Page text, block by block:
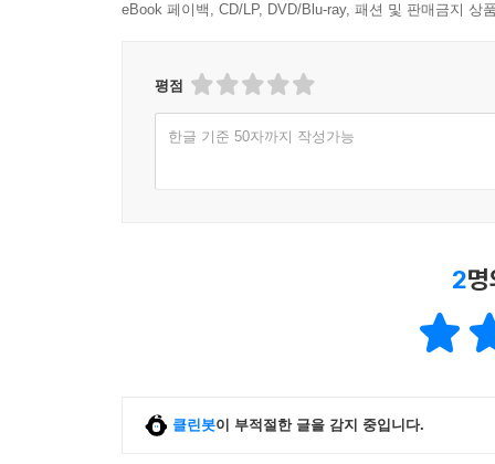
eBook 페이백, CD/LP, DVD/Blu-ray, 패션 및 판매금지 상
평점
한글 기준 50자까지 작성가능
2
클린봇이 부적절한 글을 감지 중입니다.